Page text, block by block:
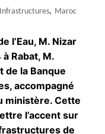
Infrastructures, Maroc
l’Eau, M. Nizar
Rabat, M.
de la Banque
accompagné
ministère. Cette
l’accent sur
de